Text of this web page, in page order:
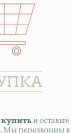
и оставьте
Мы перезвоним в